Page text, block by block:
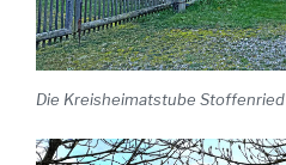
Die Kreisheimatstube Stoffenried